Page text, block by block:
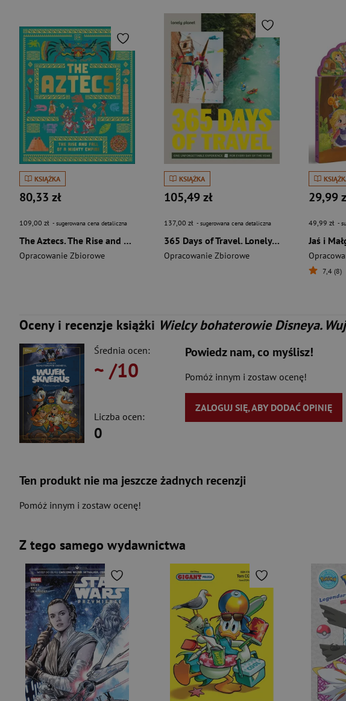
KSIĄŻKA
80,33 zł
109,00 zł - sugerowana cena detaliczna
The Aztecs. The Rise and Fall of a Mighty Empire
Opracowanie Zbiorowe
KSIĄŻKA
105,49 zł
137,00 zł - sugerowana cena detaliczna
365 Days of Travel. Lonely Planet
Opracowanie Zbiorowe
29,99
49,99 zł -
Jaś i
7,4 (8)
Oceny i recenzje książki Wielcy bohaterowie Disneya.
Średnia ocen:
~ /10
Liczba ocen:
0
Powiedz nam, co myślisz!
Pomóż innym i zostaw ocenę!
ZALOGUJ SIĘ, ABY DODAĆ OPINIĘ
Ten produkt nie ma jeszcze żadnych recenzji
Pomóż innym i zostaw ocenę!
Z tego samego wydawnictwa